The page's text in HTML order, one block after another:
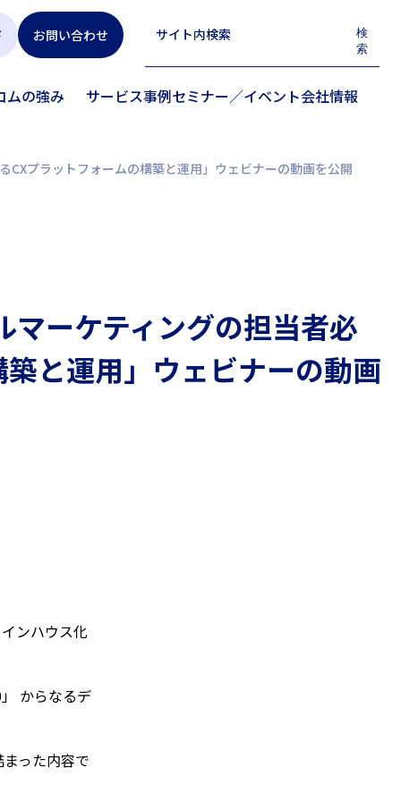
ムの強み サービス事例セミナー／イベント会社情報
お問い合わせ
検
索
プラットフォームの構築と運用」ウェビナーの動画を公開
ーケティングの担当者必
と運用」ウェビナーの動画
ンハウス化
からなるデ
った内容で